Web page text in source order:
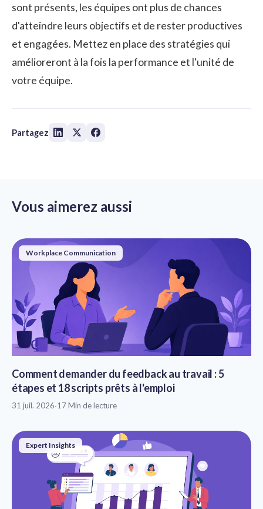
sont présents, les équipes ont plus de chances
d'atteindre leurs objectifs et de rester productives
et engagées. Mettez en place des stratégies qui
amélioreront à la fois la performance et l'unité de
votre équipe.
Partagez
Vous aimerez aussi
Workplace Communication
Comment demander du feedback au travail : 5
étapes et 18 scripts prêts à l'emploi
31 juil. 2026·17 Min de lecture
Expert Insights